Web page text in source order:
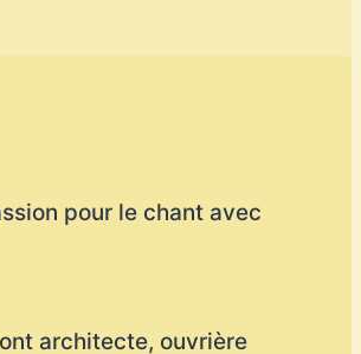
pour le chant avec
architecte, ouvrière